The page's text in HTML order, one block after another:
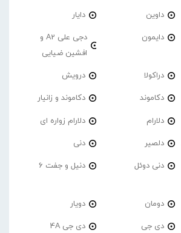
داوین دایار
دایمون
دجی علی A2 و
افشین ضیایی
دراکولا درویش
دکاموند دکاموند و زانیار
دلارام دلارام زواره ای
دلصیر دنی
دنی دوئل دنیل و جفت 6
دومان دویار
دی جی دی جی 4A